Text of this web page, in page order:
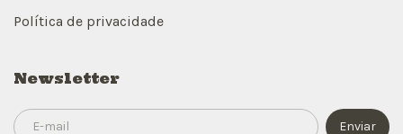
Política de privacidade
Newsletter